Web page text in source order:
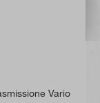
Vario